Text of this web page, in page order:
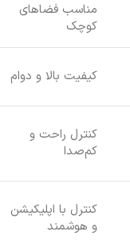
مناسب فضاهای
کوچک
کیفیت بالا و دوام
کنترل راحت و
کم‌صدا
کنترل با اپلیکیشن
و هوشمند